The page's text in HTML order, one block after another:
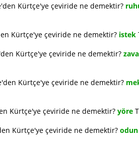
Kürtçe'ye çeviride ne demektir?
Kürtçe'ye çeviride ne demektir? istek
Kürtçe'ye çeviride ne demektir?
Kürtçe'ye çeviride ne demektir?
Kürtçe'ye çeviride ne demektir? yöre
Kürtçe'ye çeviride ne demektir? odun